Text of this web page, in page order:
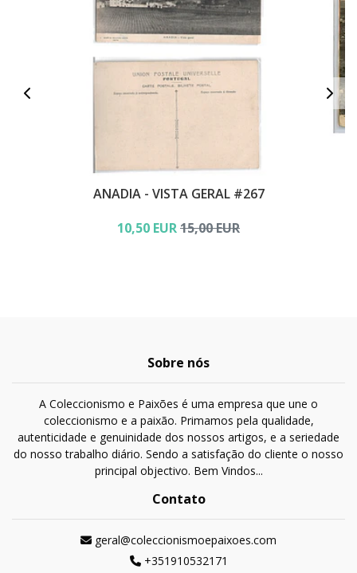
ANADIA - VISTA GERAL #267
10,50 EUR15,00 EUR
Sobre nós
A Coleccionismo e Paixões é uma empresa que une o
coleccionismo e a paixão. Primamos pela qualidade,
autenticidade e genuinidade dos nossos artigos, e a seriedade
do nosso trabalho diário. Sendo a satisfação do cliente o nosso
principal objectivo. Bem Vindos...
Contato
geral@coleccionismoepaixoes.com
+351910532171